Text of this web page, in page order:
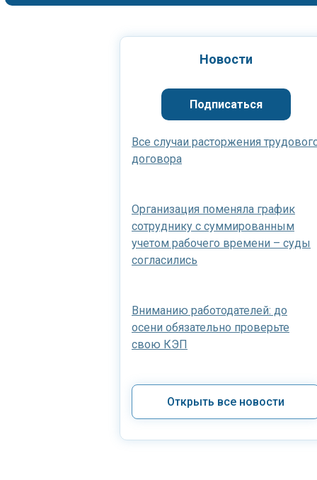
Новости
Подписаться
Все случаи расторжения
договора
Организация поменяла график
сотруднику с суммированным
учетом рабочего времени – суды
согласились
Вниманию работодателей: до
осени обязательно проверьте
свою КЭП
Открыть все новости